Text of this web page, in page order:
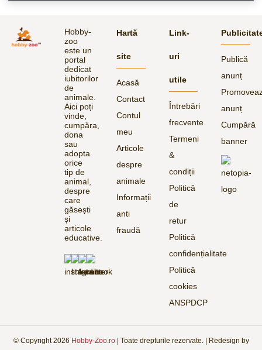
Hobby-
zoo
este un
portal
dedicat
iubitorilor
de
animale.
Aici poți
vinde,
cumpăra,
dona
sau
adopta
orice
tip de
animal,
despre
care
găsești
și
articole
educative.
Hartă
site
Acasă
Contact
Contul
meu
Articole
despre
animale
Informații
anti
fraudă
Link-
uri
utile
Întrebări
frecvente
Termeni
&
condiții
Politică
de
retur
Politică
confidențialitate
Politică
cookies
ANSPDCP
Publică
anunț
anunț
Cumpără
banner
© Copyright2026 Hobby-Zoo.ro| Toate drepturile rezervate. | Redesign by